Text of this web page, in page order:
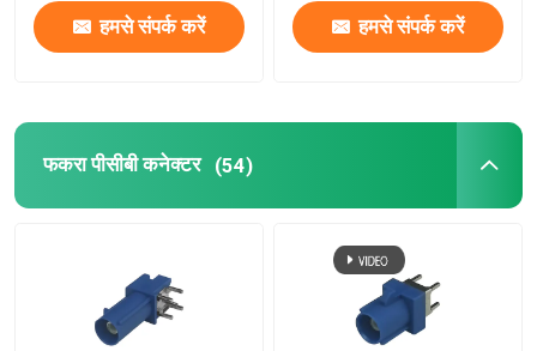
पनरोक एचडीएमआई केबल
हमसे संपर्क करें हमसे संपर्क करें
फकरा पीसीबी कनेक्टर (54)